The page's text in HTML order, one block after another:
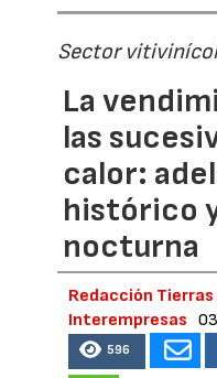
Sector
La
las
calor:
histórico
nocturna
Redacción
Interempresas
596